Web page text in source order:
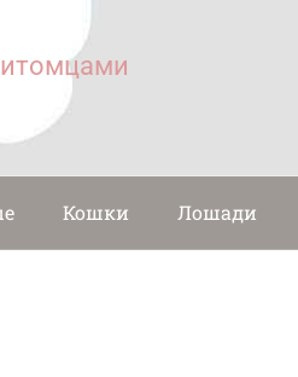
Кошки Лошади